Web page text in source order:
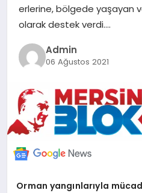
YAŞAM
SPOR
KÜNYE
erlerine, bölgede yaşayan
olarak destek verdi….
Admin
06 Ağustos 2021
Orman yangınlarıyla